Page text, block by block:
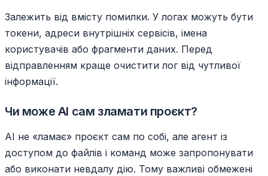
Залежить від вмісту помилки. У логах можуть бути
токени, адреси внутрішніх сервісів, імена
користувачів або фрагменти даних. Перед
відправленням краще очистити лог від чутливої
інформації.
Чи може AI сам зламати проєкт?
AI не «ламає» проєкт сам по собі, але агент із
доступом до файлів і команд може запропонувати
або виконати невдалу дію. Тому важливі обмежені